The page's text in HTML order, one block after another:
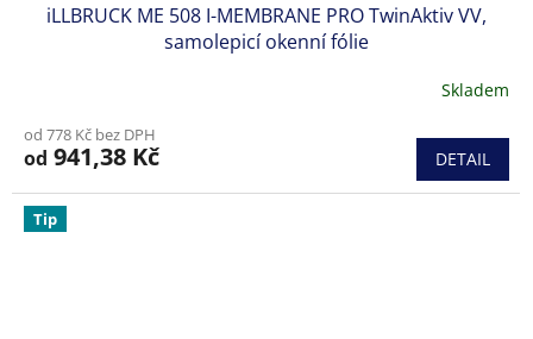
iLLBRUCK ME 508 I-MEMBRANE PRO TwinAktiv VV,
samolepicí okenní fólie
Skladem
od 778 Kč bez DPH
od 941,38 Kč DETAIL
Tip